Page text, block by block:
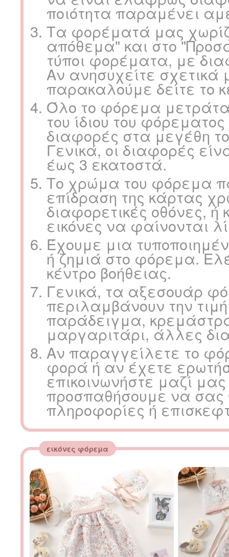
ποιότητα παραμένει
Τα φορέματά μας
απόθεμα" και στο
τύποι φορέματα, με
Αν ανησυχείτε σχετικά
παρακαλούμε δείτε το
Όλο το φόρεμα
του ίδιου του
διαφορές στα μεγέθη
Γενικά, οι διαφορές
έως 3 εκατοστά.
Το χρώμα του φόρεμα
επίδραση της κάρτας
διαφορετικές οθόνες, ή
εικόνες να φαίνονται
Έχουμε μια
ή ζημιά στο φόρεμα.
κέντρο βοήθειας.
Γενικά, τα αξεσουάρ
περιλαμβάνουν την
παράδειγμα,
μαργαριτάρι, άλλες
Αν παραγγείλετε το
φορά ή αν έχετε
επικοινωνήστε μαζί
προσπαθήσουμε να σας
πληροφορίες ή
εικόνες φόρεμα